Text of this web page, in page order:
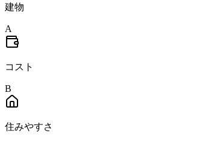
建物
A
コスト
B
住みやすさ